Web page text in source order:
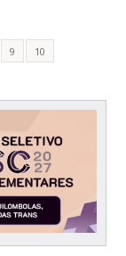
9
10